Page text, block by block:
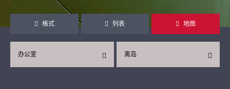
格式 列表 地图
离岛
办公室